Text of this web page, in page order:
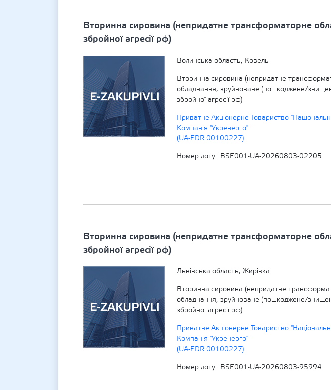
Вторинна сировина (непридатне трансформаторне
збройної агресії рф)
Волинська область, Ковель
Вторинна сировина (непридатне
обладнання, зруйноване (пошкоджене/
збройної агресії рф)
Приватне Акціонерне Товариство
Компанія "Укренерго"
(UA-EDR 00100227)
Номер лоту
BSE001-UA-20260803-02205
Вторинна сировина (непридатне трансформаторне
збройної агресії рф)
Львівська область, Жирівка
Вторинна сировина (непридатне
обладнання, зруйноване (пошкоджене/
збройної агресії рф)
Приватне Акціонерне Товариство
Компанія "Укренерго"
(UA-EDR 00100227)
Номер лоту
BSE001-UA-20260803-95994